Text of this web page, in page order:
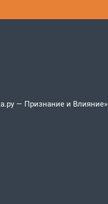
— Признание и Влияние»